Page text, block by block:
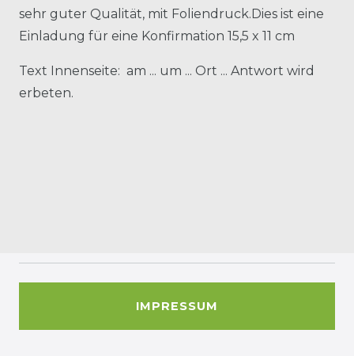
sehr guter Qualität, mit Foliendruck.Dies ist eine
Einladung für eine Konfirmation 15,5 x 11 cm
Text Innenseite: am ... um ... Ort ... Antwort wird
erbeten.
IMPRESSUM